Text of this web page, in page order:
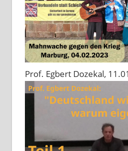
Prof. Egbert Dozekal,